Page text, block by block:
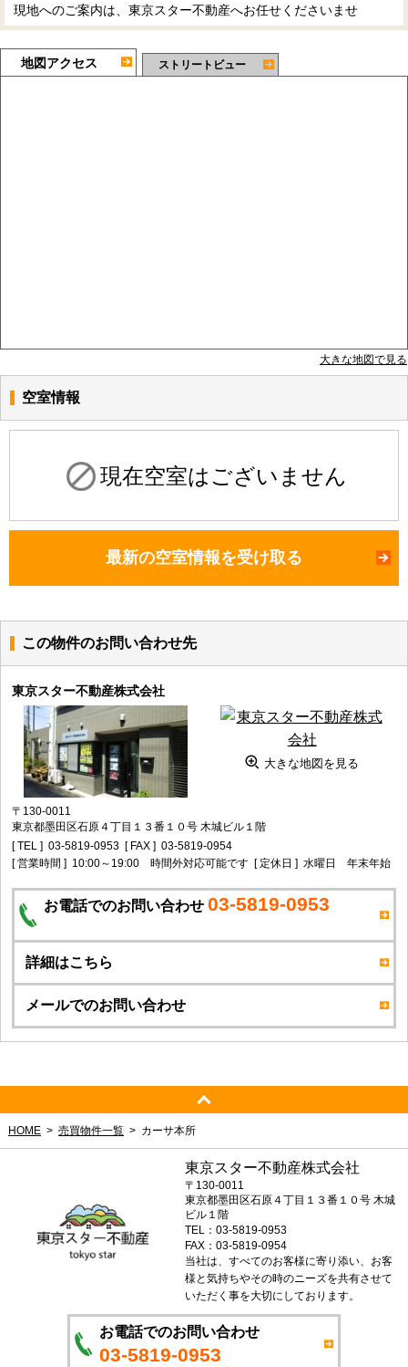
現地へのご案内は、東京スター不動産へお任せくださいませ
地図アクセス ストリートビュー
大きな地図で見る
空室情報
現在空室はございません
最新の空室情報を受け取る
この物件のお問い合わせ先
東京スター不動産株式会社
大きな地図を見る
〒130-0011
東京都墨田区石原４丁目１３番１０号 木城ビル１階
[ TEL ] 03-5819-0953 [ FAX ] 03-5819-0954
[ 営業時間 ] 10:00～19:00 時間外対応可能です [ 定休日 ] 水曜日 年末年始
お電話でのお問い合わせ 03-5819-0953
詳細はこちら
メールでのお問い合わせ
HOME 売買物件一覧 カーサ本所
東京スター不動産株式会社
〒130-0011
東京都墨田区石原４丁目１３番１０号 木城
ビル１階
TEL：03-5819-0953
FAX：03-5819-0954
当社は、すべてのお客様に寄り添い、お客
様と気持ちやその時のニーズを共有させて
いただく事を大切にしております。
お電話でのお問い合わせ
03-5819-0953